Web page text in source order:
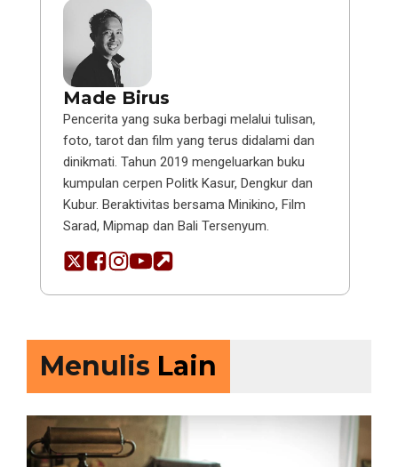
Made Birus
Pencerita yang suka berbagi melalui tulisan,
foto, tarot dan film yang terus didalami dan
dinikmati. Tahun 2019 mengeluarkan buku
kumpulan cerpen Politk Kasur, Dengkur dan
Kubur. Beraktivitas bersama Minikino, Film
Sarad, Mipmap dan Bali Tersenyum.
Menulis Lain